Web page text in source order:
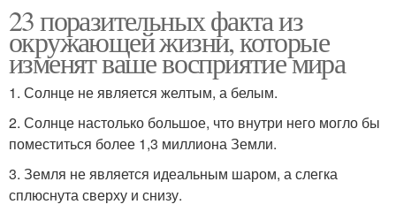
23 поразительных факта из
окружающей жизни, которые
изменят ваше восприятие мира
1. Солнце не является желтым, а белым.
2. Солнце настолько большое, что внутри него могло бы
поместиться более 1,3 миллиона Земли.
3. Земля не является идеальным шаром, а слегка
сплюснута сверху и снизу.